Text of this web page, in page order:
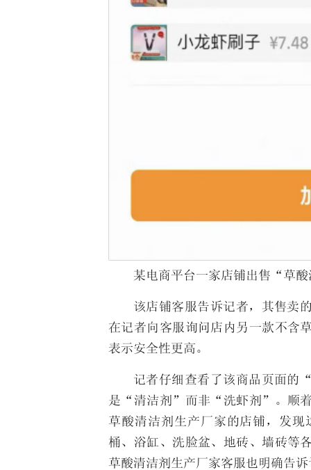
某电商平台一家店铺出售“草
该店铺客服告诉记者，其售卖
在记者向客服询问店内另一款不
表示安全性更高。
记者仔细查看了该商品页面的
是“清洁剂”而非“洗虾剂”。顺着
草酸清洁剂生产厂家的店铺，发
桶、浴缸、洗脸盆、地砖、墙砖等
草酸清洁剂生产厂家客服也明确告